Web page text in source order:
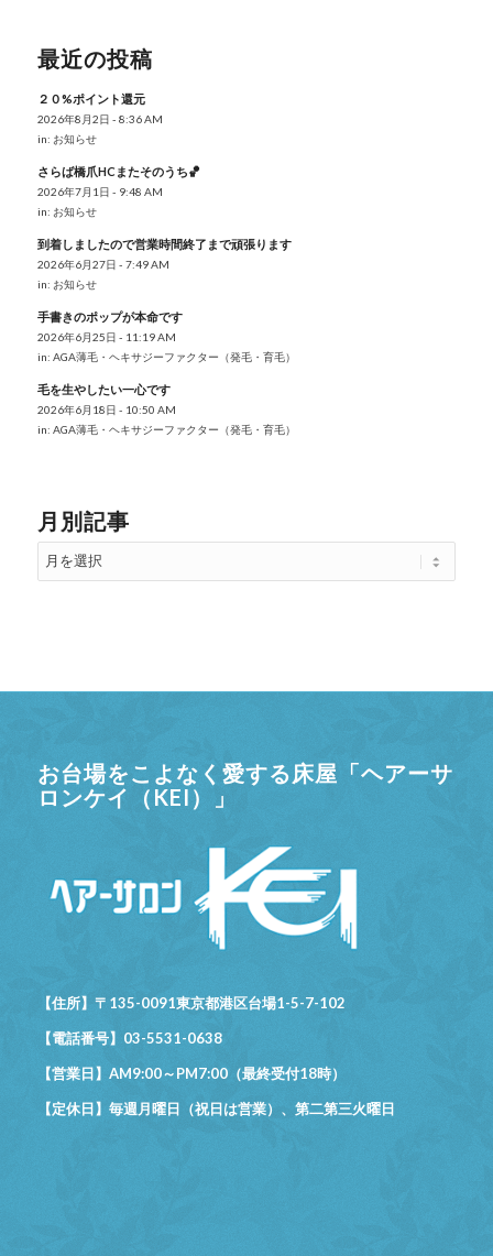
最近の投稿
２０%ポイント還元
2026年8月2日 - 8:36 AM
in: お知らせ
さらば橋爪HCまたそのうち🏀
2026年7月1日 - 9:48 AM
in: お知らせ
到着しましたので営業時間終了まで頑張ります
2026年6月27日 - 7:49 AM
in: お知らせ
手書きのポップが本命です
2026年6月25日 - 11:19 AM
in: AGA薄毛・ヘキサジーファクター（発毛・育毛）
毛を生やしたい一心です
2026年6月18日 - 10:50 AM
in: AGA薄毛・ヘキサジーファクター（発毛・育毛）
月別記事
お台場をこよなく愛する床屋「ヘアーサ
ロンケイ（KEI）」
【住所】〒135-0091東京都港区台場1-5-7-102
【電話番号】03-5531-0638
【営業日】AM9:00～PM7:00（最終受付18時）
【定休日】毎週月曜日（祝日は営業）、第二第三火曜日